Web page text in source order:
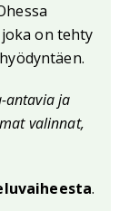
on tehty
antavia ja
valinnat,
.